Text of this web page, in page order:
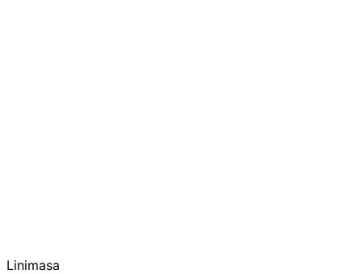
Linimasa